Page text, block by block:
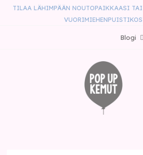
TILAA LÄHIMPÄÄN NOUTOPAIKKAASI
Blogi